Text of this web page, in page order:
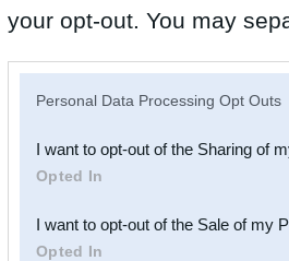
your opt-out. You may
Downstream Participants
third parties.
Personal Data Processing Opt Outs
I want to opt-out of the Sharing of
Opted In
I want to opt-out of the Sale of my
Opted In